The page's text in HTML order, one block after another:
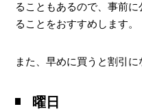
ることもあるので、事前
ることをおすすめします。
また、早めに買うと割引に
曜日